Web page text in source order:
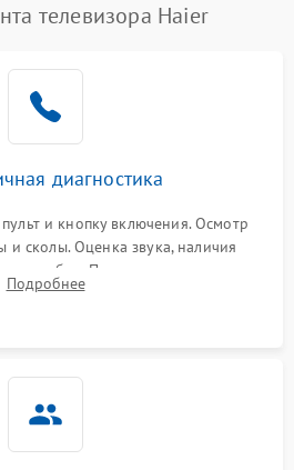
телевизора Haier
диагностика
и кнопку включения. Осмотр
сколы. Оценка звука, наличия
ошибок. Подключение тестовых
выявления симптомов поломки.
Подробнее